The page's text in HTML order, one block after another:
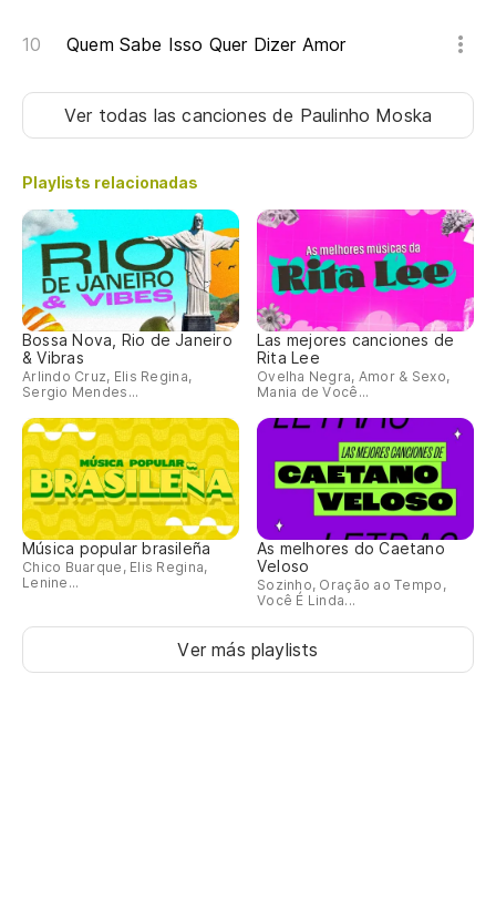
Quem Sabe Isso Quer Dizer Amor
Ver todas las cancionesde Paulinho Moska
Playlists relacionadas
Bossa Nova, Rio de Janeiro
& Vibras
Arlindo Cruz, Elis Regina,
Sergio Mendes...
Las mejores canciones de
Rita Lee
Ovelha Negra, Amor & Sexo,
Mania de Você...
Música popular brasileña
Chico Buarque, Elis Regina,
Lenine...
As melhores do Caetano
Veloso
Sozinho, Oração ao Tempo,
Você É Linda...
Ver más playlists